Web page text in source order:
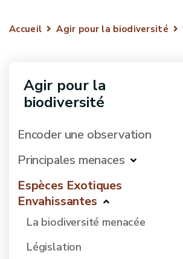
Accueil Agir pour la biodiversité
Agir pour la
biodiversité
Encoder une observation
Principales menaces
Espèces Exotiques
Envahissantes
La biodiversité menacée
Législation